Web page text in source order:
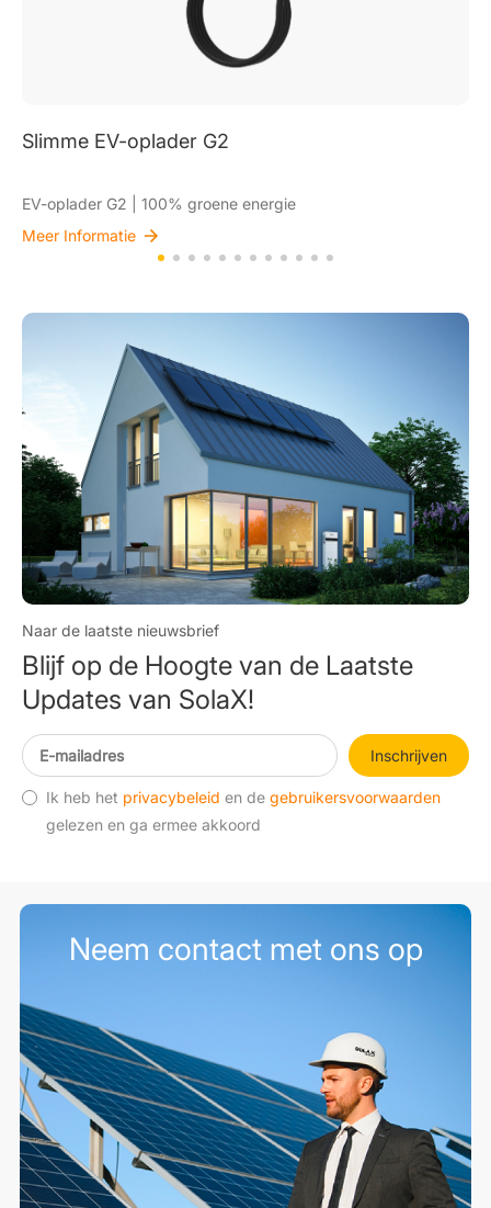
X1-FIT G4
3-7.5kW | AC-gekoppeld
Meer Informatie
Naar de laatste nieuwsbrief
Blijf op de Hoogte van de Laatste
Updates van SolaX!
Inschrijven
Ik heb het privacybeleid en de gebruikersvoorwaarden
gelezen en ga ermee akkoord
Neem contact met ons op